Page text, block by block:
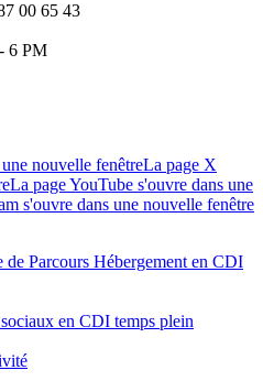
00 65 43
6 PM
nouvelle fenêtreLa page X
La page YouTube s'ouvre dans une
s'ouvre dans une nouvelle fenêtre
de Parcours Hébergement en CDI
en CDI temps plein